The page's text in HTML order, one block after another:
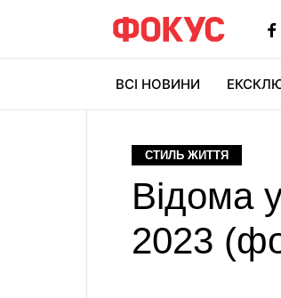
ВСІ НОВИНИ
СТИЛЬ ЖИТТЯ
Відома
2023